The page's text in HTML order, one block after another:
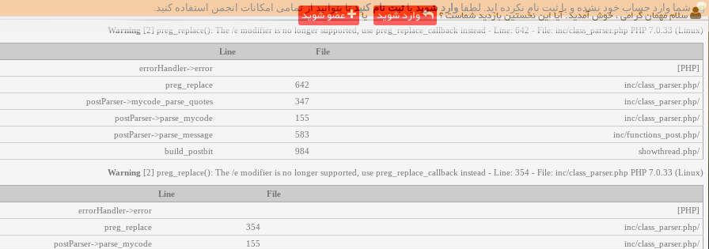
شما وارد حساب خود نشده و یا ثبت نام نکرده اید. لطفا وارد شویدیاثبت نام کنیدتا بتوانید از تمامی امکانات انجمن استفاده کنید. اخطار‌های زیر رخ داد:
Warning [2] preg_replace(): The /e modifier is no longer supported, use preg_replace_callback instead - Line: 642 - File: inc/class_parser.php PHP 7.0.33 (Linux)
File
Line
[PHP]
errorHandler->error
/inc/class_parser.php
642
preg_replace
/inc/class_parser.php
347
postParser->mycode_parse_quotes
/inc/class_parser.php
155
postParser->parse_mycode
/inc/functions_post.php
583
postParser->parse_message
/showthread.php
984
build_postbit
Warning [2] preg_replace(): The /e modifier is no longer supported, use preg_replace_callback instead - Line: 354 - File: inc/class_parser.php PHP 7.0.33 (Linux)
File
Line
[PHP]
errorHandler->error
/inc/class_parser.php
354
preg_replace
/inc/class_parser.php
155
postParser->parse_mycode
سلام مهمان گرامی ، خوش آمدید. آیا این نخستین بازدید شماست ؟ وارد شوید یا عضو شوید